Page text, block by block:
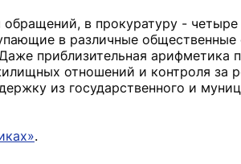
в прокуратуру -
в различные общественные
приблизительная арифметика
отношений и контроля за
из государственного и
.